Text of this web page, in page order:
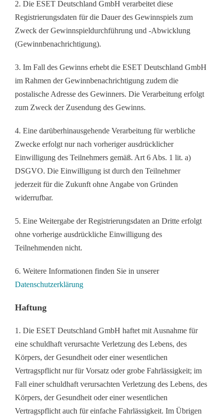
2. Die ESET Deutschland GmbH verarbeitet diese
Registrierungsdaten für die Dauer des Gewinnspiels zum
Zweck der Gewinnspieldurchführung und -Abwicklung
(Gewinnbenachrichtigung).
3. Im Fall des Gewinns erhebt die ESET Deutschland GmbH
im Rahmen der Gewinnbenachrichtigung zudem die
postalische Adresse des Gewinners. Die Verarbeitung erfolgt
zum Zweck der Zusendung des Gewinns.
4. Eine darüberhinausgehende Verarbeitung für werbliche
Zwecke erfolgt nur nach vorheriger ausdrücklicher
Einwilligung des Teilnehmers gemäß. Art 6 Abs. 1 lit. a)
DSGVO. Die Einwilligung ist durch den Teilnehmer
jederzeit für die Zukunft ohne Angabe von Gründen
widerrufbar.
5. Eine Weitergabe der Registrierungsdaten an Dritte erfolgt
ohne vorherige ausdrückliche Einwilligung des
Teilnehmenden nicht.
6. Weitere Informationen finden Sie in unserer
Datenschutzerklärung
Haftung
1. Die ESET Deutschland GmbH haftet mit Ausnahme für
eine schuldhaft verursachte Verletzung des Lebens, des
Körpers, der Gesundheit oder einer wesentlichen
Vertragspflicht nur für Vorsatz oder grobe Fahrlässigkeit; im
Fall einer schuldhaft verursachten Verletzung des Lebens, des
Körpers, der Gesundheit oder einer wesentlichen
Vertragspflicht auch für einfache Fahrlässigkeit. Im Übrigen